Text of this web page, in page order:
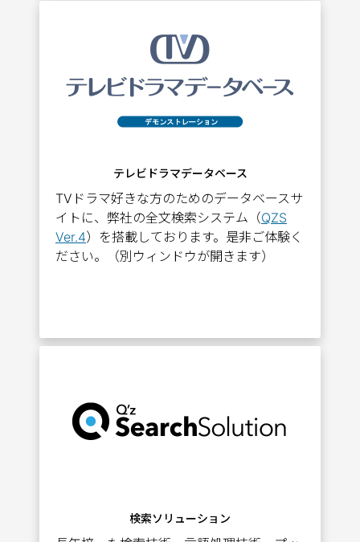
テレビドラマデータベース
TVドラマ好きな方のためのデータベースサ
イトに、弊社の全文検索システム（QZS
Ver.4）を搭載しております。是非ご体験く
ださい。（別ウィンドウが開きます）
検索ソリューション